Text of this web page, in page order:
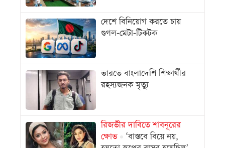
দেশে বিনিয়োগ করতে চায়
গুগল-মেটা-টিকটক
ভারতে বাংলাদেশি শিক্ষার্থীর
রহস্যজনক মৃত্যু
রিজভীর দাবিতে শাবনূরের
ক্ষোভ
‘বাস্তবে বিয়ে নয়,